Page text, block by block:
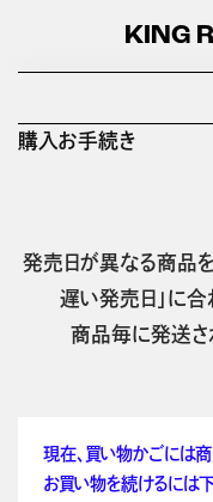
KING
購入お手続き
発売日が異なる商品
遅い発売日」に合
商品毎に発送さ
現在、買い物かごには
お買い物を続けるには